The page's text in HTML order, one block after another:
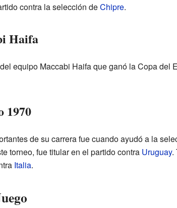
contra la selección deChipre.
Haifa
equipo Maccabi Haifa que ganó la Copa del
1970
de su carrera fue cuando ayudó a la
torneo, fue titular en el partido contra Uruguay.
Italia.